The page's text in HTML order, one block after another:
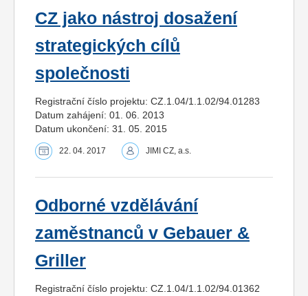
CZ jako nástroj dosažení
strategických cílů
společnosti
Registrační číslo projektu: CZ.1.04/1.1.02/94.01283
Datum zahájení: 01. 06. 2013
Datum ukončení: 31. 05. 2015
22. 04. 2017 JIMI CZ, a.s.
Odborné vzdělávání
zaměstnanců v Gebauer &
Griller
Registrační číslo projektu: CZ.1.04/1.1.02/94.01362